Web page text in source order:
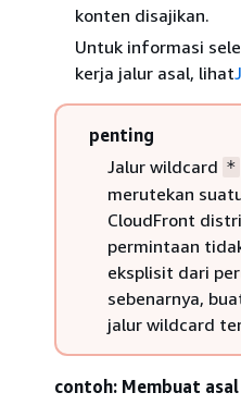
konten disajikan.
Untuk informasi
kerja jalur asal, lihat
penting
Jalur wildcard *
merutekan
CloudFront
permintaan
eksplisit dari
sebenarnya,
jalur wildcard
contoh: Membuat